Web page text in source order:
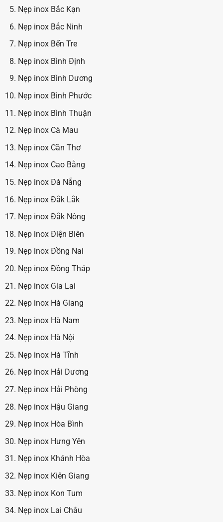
Nẹp inox Bắc Kạn
Nẹp inox Bắc Ninh
Nẹp inox Bến Tre
Nẹp inox Bình Định
Nẹp inox Bình Dương
Nẹp inox Bình Phước
Nẹp inox Bình Thuận
Nẹp inox Cà Mau
Nẹp inox Cần Thơ
Nẹp inox Cao Bằng
Nẹp inox Đà Nẵng
Nẹp inox Đắk Lắk
Nẹp inox Đắk Nông
Nẹp inox Điện Biên
Nẹp inox Đồng Nai
Nẹp inox Đồng Tháp
Nẹp inox Gia Lai
Nẹp inox Hà Giang
Nẹp inox Hà Nam
Nẹp inox Hà Nội
Nẹp inox Hà Tĩnh
Nẹp inox Hải Dương
Nẹp inox Hải Phòng
Nẹp inox Hậu Giang
Nẹp inox Hòa Bình
Nẹp inox Hưng Yên
Nẹp inox Khánh Hòa
Nẹp inox Kiên Giang
Nẹp inox Kon Tum
Nẹp inox Lai Châu